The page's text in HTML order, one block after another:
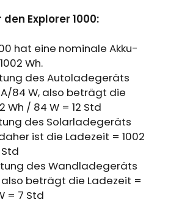
den Explorer 1000:
hat eine nominale Akku-
Wh.
des Autoladegeräts
84 W, also beträgt die
Wh / 84 W = 12 Std
des Solarladegeräts
ist die Ladezeit = 1002
des Wandladegeräts
also beträgt die Ladezeit =
= 7 Std